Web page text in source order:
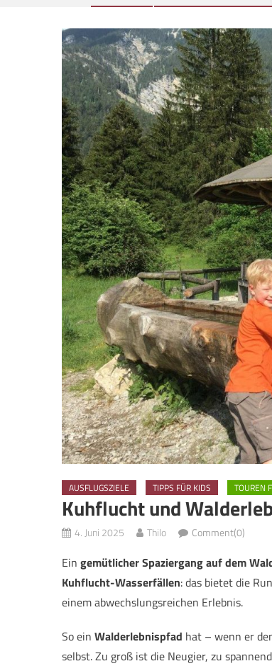
AUSFLUGSZIELE TIPPS FÜR KIDS TOUREN
Kuhflucht und
4. Juni 2025 Thilo Comment(0)
Ein gemütlicher Spaziergang auf dem
Kuhflucht-Wasserfällen: das bietet die
einem abwechslungsreichen Erlebnis.
So ein Walderlebnispfad hat – wenn er
selbst. Zu groß ist die Neugier, zu